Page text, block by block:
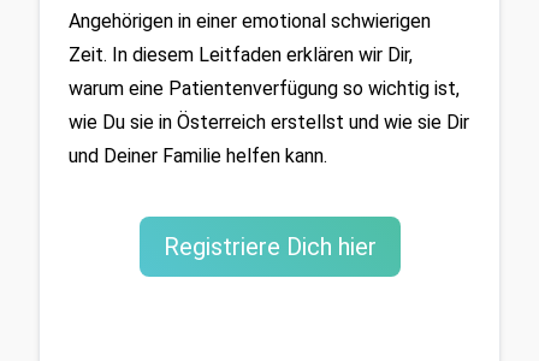
Angehörigen in einer emotional schwierigen
Zeit. In diesem Leitfaden erklären wir Dir,
warum eine Patientenverfügung so wichtig ist,
wie Du sie in Österreich erstellst und wie sie Dir
und Deiner Familie helfen kann.
Registriere Dich hier